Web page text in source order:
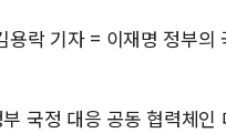
용락 기자 = 이재명 정부
국정 대응 공동 협력체